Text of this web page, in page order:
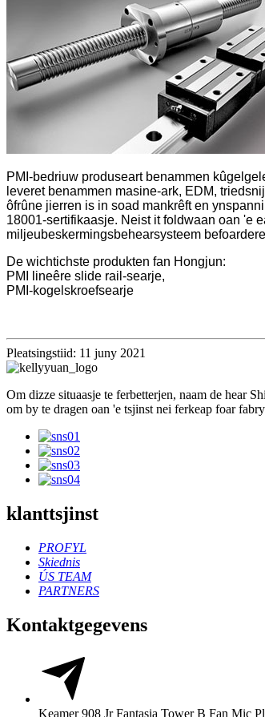
PMI-bedriuw produseart benammen
leveret benammen masine-ark, EDM,
ôfrûne jierren is in soad mankrêft en
18001-sertifikaasje. Neist it foldwaan oan 'e
miljeubeskermingsbehearsysteem
De wichtichste produkten fan Hongjun:
PMI lineêre slide rail-searje,
PMI-kogelskroefsearje
Pleatsingstiid: 11 juny 2021
Om dizze situaasje te ferbetterjen, naam de hear
om by te dragen oan 'e tsjinst nei ferkeap foar
klanttsjinst
PROFYL
Skiednis
ÚS TEAM
PARTNERS
Kontaktgegevens
Keamer 908 Jr Fantasia Tower B Fan Mic